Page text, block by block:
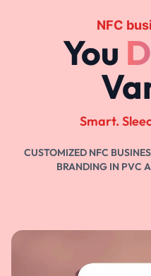
NFC
You
Smart.
CUSTOMIZED NFC
BRANDING IN PVC